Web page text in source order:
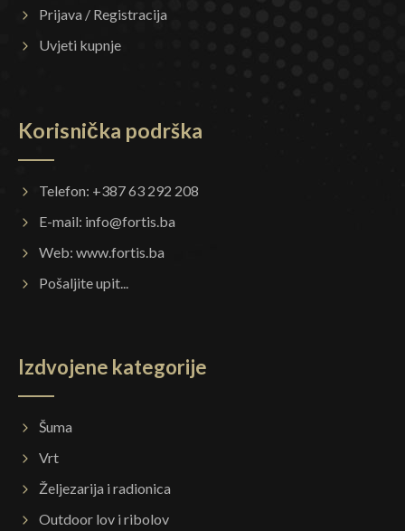
Prijava / Registracija
Uvjeti kupnje
Korisnička podrška
Telefon: +387 63 292 208
E-mail: info@fortis.ba
Web: www.fortis.ba
Pošaljite upit...
Izdvojene kategorije
Šuma
Vrt
Željezarija i radionica
Outdoor lov i ribolov